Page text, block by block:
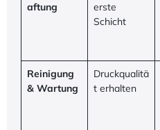
aftung
erste
Schicht
Reinigung
& Wartung
Druckqualitä
t erhalten